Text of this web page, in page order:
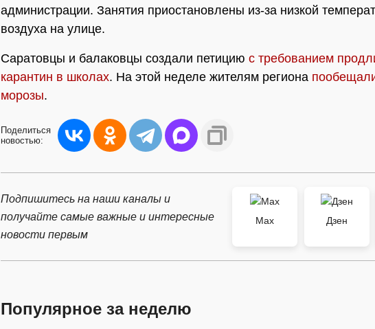
администрации. Занятия приостановлены из-за низкой
воздуха на улице.
Саратовцы и балаковцы создали петицию с требованием
карантин в школах. На этой неделе жителям региона
морозы.
Поделиться
новостью:
Подпишитесь на наши каналы и
получайте самые важные и интересные
новости первым
Max
Дзен
Популярное за неделю